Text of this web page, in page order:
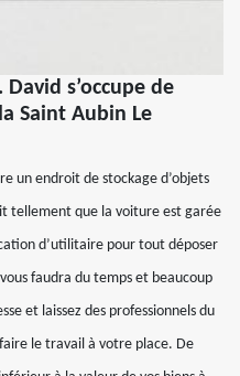
s’occupe de
Saint Aubin Le
un endroit de stockage d’objets
tellement que la voiture est garée
d’utilitaire pour tout déposer
faudra du temps et beaucoup
et laissez des professionnels du
le travail à votre place. De